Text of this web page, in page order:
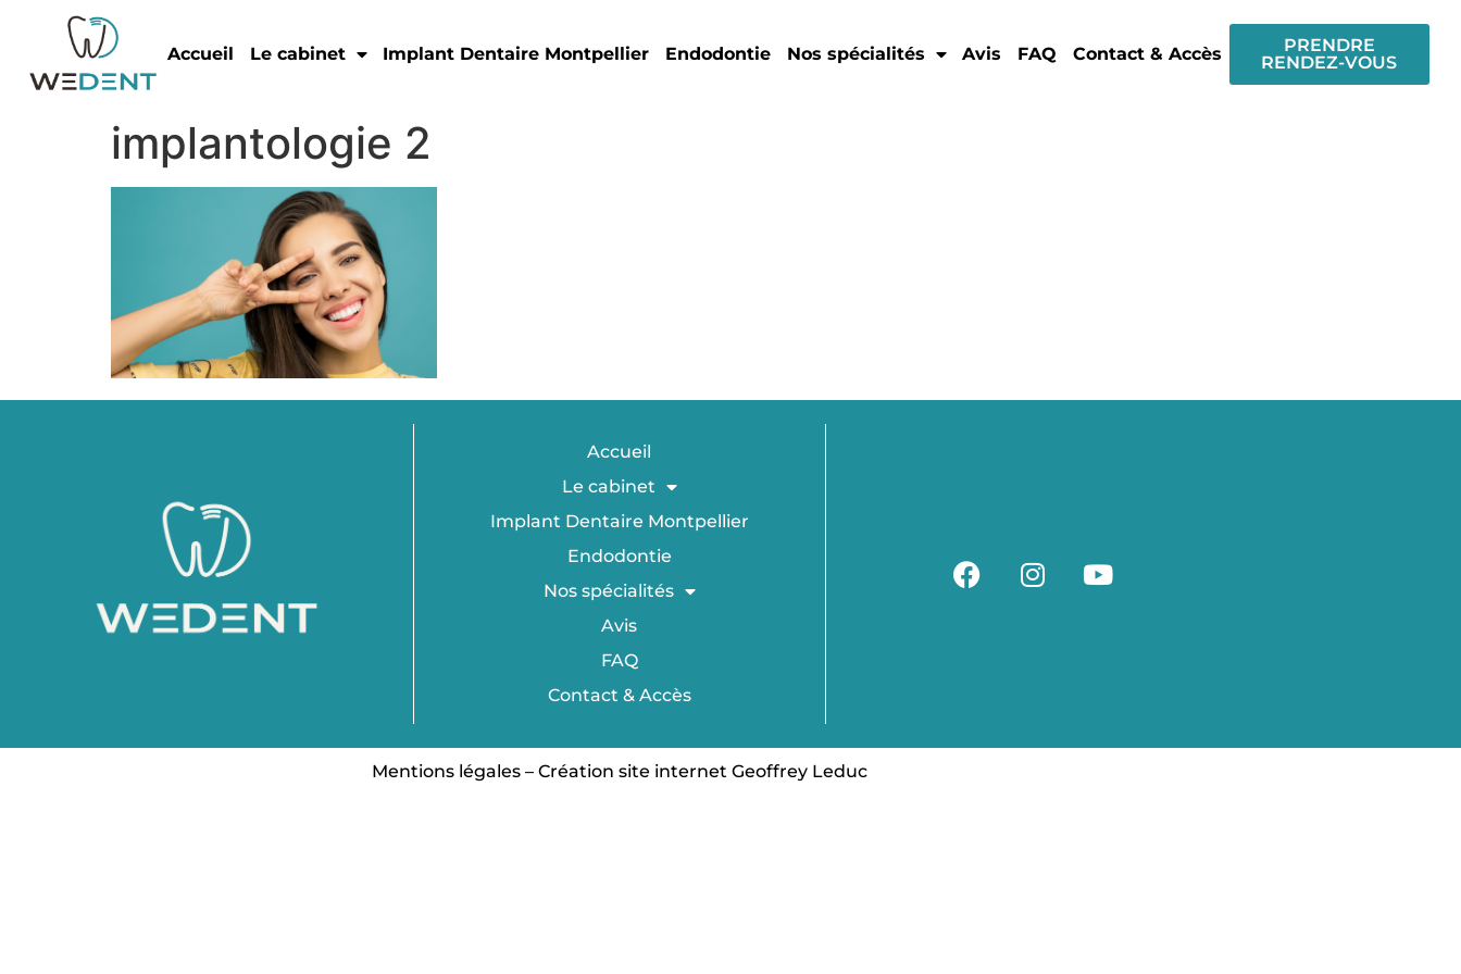
Accueil Le cabinet Implant Dentaire Montpellier Endodontie Nos spécialités Avis FAQ Contact & Accès
PRENDRE
RENDEZ-VOUS
implantologie 2
Accueil
Le cabinet
Implant Dentaire Montpellier
Endodontie
Nos spécialités
Avis
FAQ
Contact & Accès
Mentions légales – Création site internet Geoffrey Leduc